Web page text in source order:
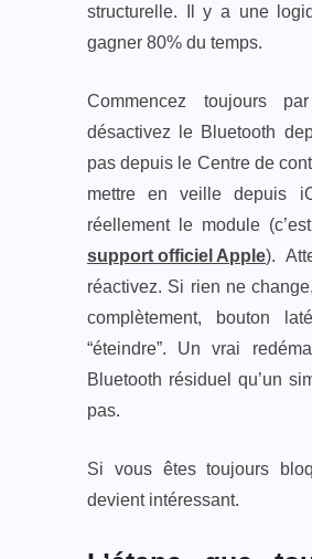
structurelle. Il y a une
gagner 80% du temps.
Commencez toujours
désactivez le Bluetooth
pas depuis le Centre de
mettre en veille depuis
réellement le module
support officiel Apple).
réactivez. Si rien ne
complètement, bouton
“éteindre”. Un vrai
Bluetooth résiduel qu’un
pas.
Si vous êtes toujours
devient intéressant.